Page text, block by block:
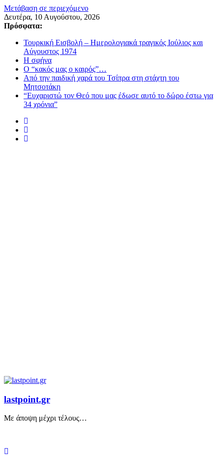
Μετάβαση σε περιεχόμενο
Δευτέρα, 10 Αυγούστου, 2026
Πρόσφατα:
Τουρκική Εισβολή – Ημερολογιακά τραγικός Ιούλιος και
Αύγουστος 1974
Η σφήνα
Ο “κακός μας ο καιρός”…
Από την παιδική χαρά του Τσίπρα στη στάχτη του
Μητσοτάκη
“Ευχαριστώ τον Θεό που μας έδωσε αυτό το δώρο έστω για
34 χρόνια”
lastpoint.gr
Με άποψη μέχρι τέλους…